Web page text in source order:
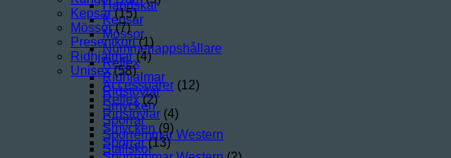
Handskar
Kepsar
Mössor
Nummerlappshållare
Reflex
Ridhjälmar
Ridstövlar
Smycken
Sporrar
Sporremmar Western
Stallskor
Kepsar (15)
Mössor (7)
Presentkort (1)
Ridhjälmar (4)
Unisex (58)
Accessoarer (12)
Reflex (2)
Ridstövlar (4)
Smycken (9)
Sporrar (13)